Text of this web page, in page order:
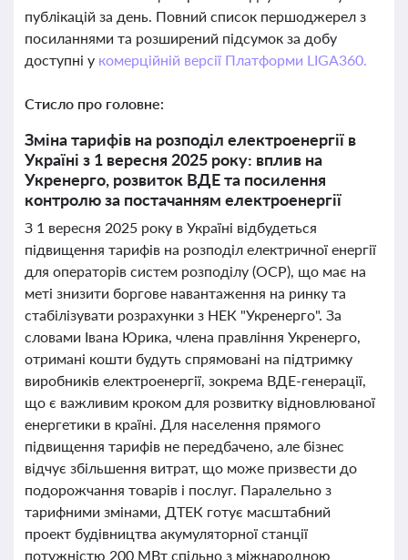
публікацій за день. Повний список першоджерел з
посиланнями та розширений підсумок за добу
доступні у комерційній версії Платформи LIGA360.
Стисло про головне:
Зміна тарифів на розподіл електроенергії в
Україні з 1 вересня 2025 року: вплив на
Укренерго, розвиток ВДЕ та посилення
контролю за постачанням електроенергії
З 1 вересня 2025 року в Україні відбудеться
підвищення тарифів на розподіл електричної енергії
для операторів систем розподілу (ОСР), що має на
меті знизити боргове навантаження на ринку та
стабілізувати розрахунки з НЕК "Укренерго". За
словами Івана Юрика, члена правління Укренерго,
отримані кошти будуть спрямовані на підтримку
виробників електроенергії, зокрема ВДЕ-генерації,
що є важливим кроком для розвитку відновлюваної
енергетики в країні. Для населення прямого
підвищення тарифів не передбачено, але бізнес
відчує збільшення витрат, що може призвести до
подорожчання товарів і послуг. Паралельно з
тарифними змінами, ДТЕК готує масштабний
проект будівництва акумуляторної станції
потужністю 200 МВт спільно з міжнародною